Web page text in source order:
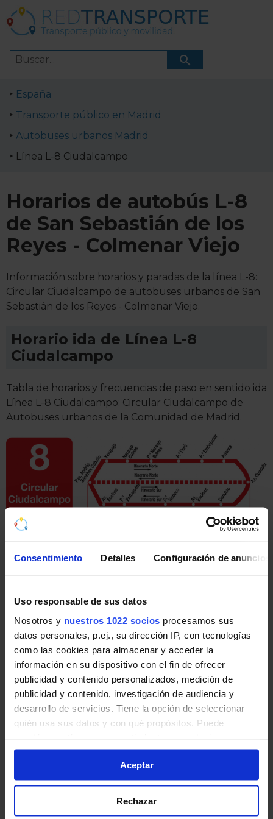
Consentimiento Detalles Configuración de anuncios
Uso responsable de sus datos
Nosotros y nuestros 1022 socios procesamos sus
datos personales, p.ej., su dirección IP, con tecnologías
como las cookies para almacenar y acceder la
información en su dispositivo con el fin de ofrecer
publicidad y contenido personalizados, medición de
publicidad y contenido, investigación de audiencia y
desarrollo de servicios. Tiene la opción de seleccionar
quién usa sus datos y con qué propósitos. Puede
momento desde la Declaración de cookies o clicando en
el Menú de consentimiento.
Si lo permite, también quisiéramos:
Recopilar información sobre su ubicación
Aceptar
Rechazar
España
Transporte público en Madrid
Autobuses urbanos Madrid
Línea L-8 Ciudalcampo
Horarios de autobús L-8
de San Sebastián de los
Reyes - Colmenar Viejo
Información sobre horarios y paradas de la línea L-8:
Circular Ciudalcampo de autobuses urbanos de San
Sebastián de los Reyes - Colmenar Viejo.
Horario ida de Línea L-8
Ciudalcampo
Tabla de horarios y frecuencias de paso en sentido ida
Línea L-8 Ciudalcampo: Circular Ciudalcampo de
Autobuses urbanos de la Comunidad de Madrid.
Horario vuelta de Línea L-8
Ciudalcampo
Tabla de horarios y frecuencias de paso en sentido
vuelta Línea L-8 Ciudalcampo: Circular Ciudalcampo
de Autobuses urbanos de la Comunidad de Madrid.